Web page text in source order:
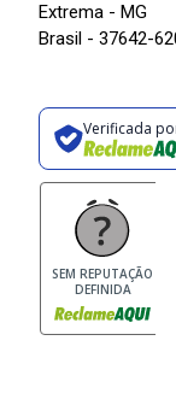
Extrema - MG
Brasil - 37642-
Verificada
SEM REPUTAÇÃO
DEFINIDA